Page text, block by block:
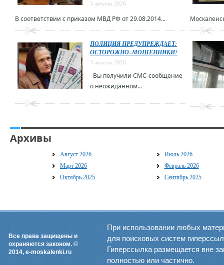
3 августа 2026
В соответствии с приказом МВД РФ от 29.08.2014...
ПОЛИЦИЯ ПРЕДУПРЕЖДАЕТ:
ОСТОРОЖНО–МОШЕННИКИ!
3 августа 2026
Вы получили СМС-сообщение
о неожиданном...
Архивы
Август 2026
Июль 2026
Март 2026
Февраль 2026
Октябрь 2025
Сентябрь 2025
Все права защищены и
охраняются законом. ©
2014, e-moskalenki.ru
При использовании любых
для поисковых систем
Гиперссылка размещается вне
полностью или частично.